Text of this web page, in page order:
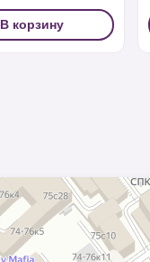
В корзину